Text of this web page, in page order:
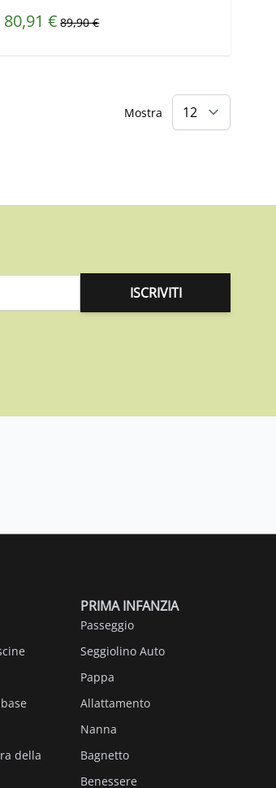
Prezzo speciale
80,91 € Prezzo predefinito
89,90 €
Mostra
ISCRIVITI
della
PRIMA INFANZIA
Passeggio
Seggiolino Auto
Pappa
Allattamento
Nanna
Bagnetto
Benessere